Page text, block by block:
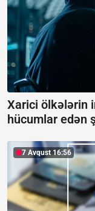
Xarici ölkələrin
hücumlar edən
7 Avqust 16:56